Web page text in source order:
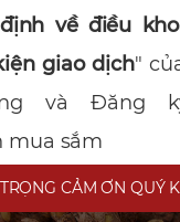
về điều
giao dịch"
và Đăng
mua sắm
CẢM ƠN QUÝ